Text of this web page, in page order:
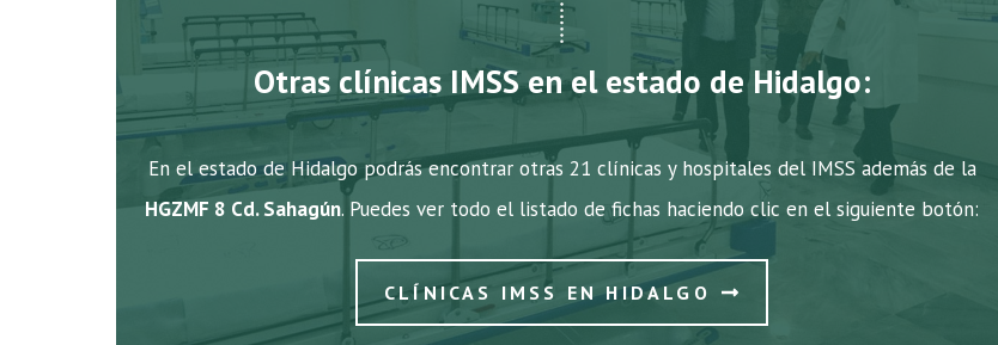
Otras clínicas IMSS en el estado de Hidalgo:
En el estado de Hidalgo podrás encontrar otras 21 clínicas y hospitales del IMSS además de la
HGZMF 8 Cd. Sahagún. Puedes ver todo el listado de fichas haciendo clic en el siguiente botón:
CLÍNICAS IMSS EN HIDALGO